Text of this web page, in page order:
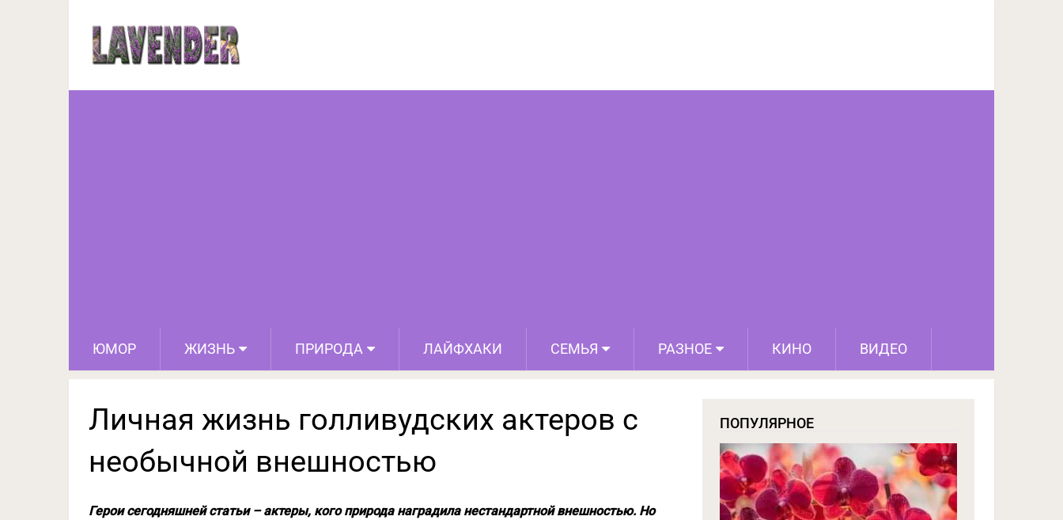
ЮМОР ЖИЗНЬ ПРИРОДА ЛАЙФХАКИ СЕМЬЯ РАЗНОЕ КИНО ВИДЕО
Личная жизнь голливудских актеров с необычной
Личная жизнь голливудских актеров с
необычной внешностью
Герои сегодняшней статьи – актеры, кого природа наградила нестандартной внешностью. Но
ПОПУЛЯРНОЕ